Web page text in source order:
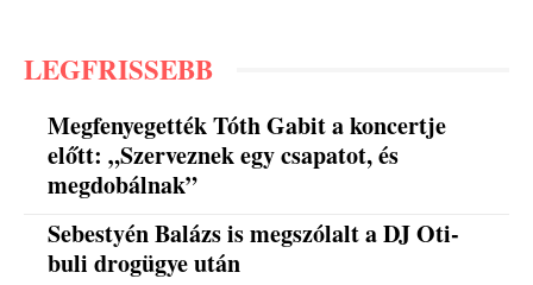
LEGFRISSEBB
Megfenyegették Tóth Gabit a koncertje
előtt: „Szerveznek egy csapatot, és
megdobálnak”
Sebestyén Balázs is megszólalt a DJ Oti-
buli drogügye után